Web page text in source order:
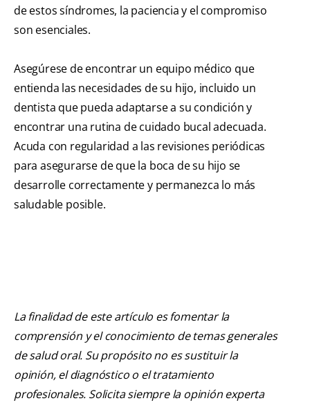
de estos síndromes, la paciencia y el compromiso
son esenciales.
Asegúrese de encontrar un equipo médico que
entienda las necesidades de su hijo, incluido un
dentista que pueda adaptarse a su condición y
encontrar una rutina de cuidado bucal adecuada.
Acuda con regularidad a las revisiones periódicas
para asegurarse de que la boca de su hijo se
desarrolle correctamente y permanezca lo más
saludable posible.
La finalidad de este artículo es fomentar la
comprensión y el conocimiento de temas generales
de salud oral. Su propósito no es sustituir la
opinión, el diagnóstico o el tratamiento
profesionales. Solicita siempre la opinión experta